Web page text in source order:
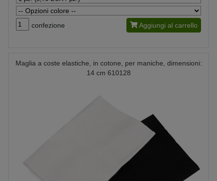
confezione Aggiungi al carrello
Maglia a coste elastiche, in cotone, per maniche, dimensioni:
14 cm 610128